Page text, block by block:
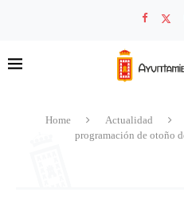
Home Actualidad
programación de otoño